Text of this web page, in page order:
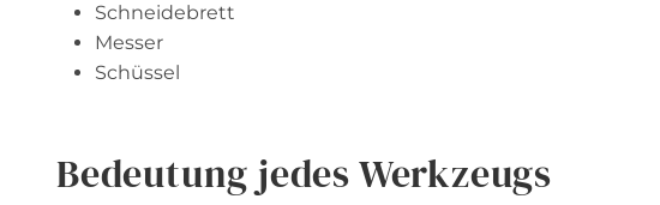
Schneidebrett
Messer
Schüssel
Bedeutung jedes Werkzeugs